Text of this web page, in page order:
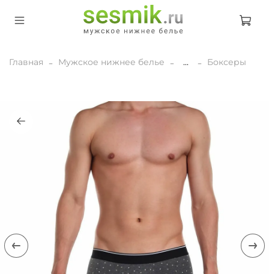
Главная Мужское нижнее белье ... Боксеры